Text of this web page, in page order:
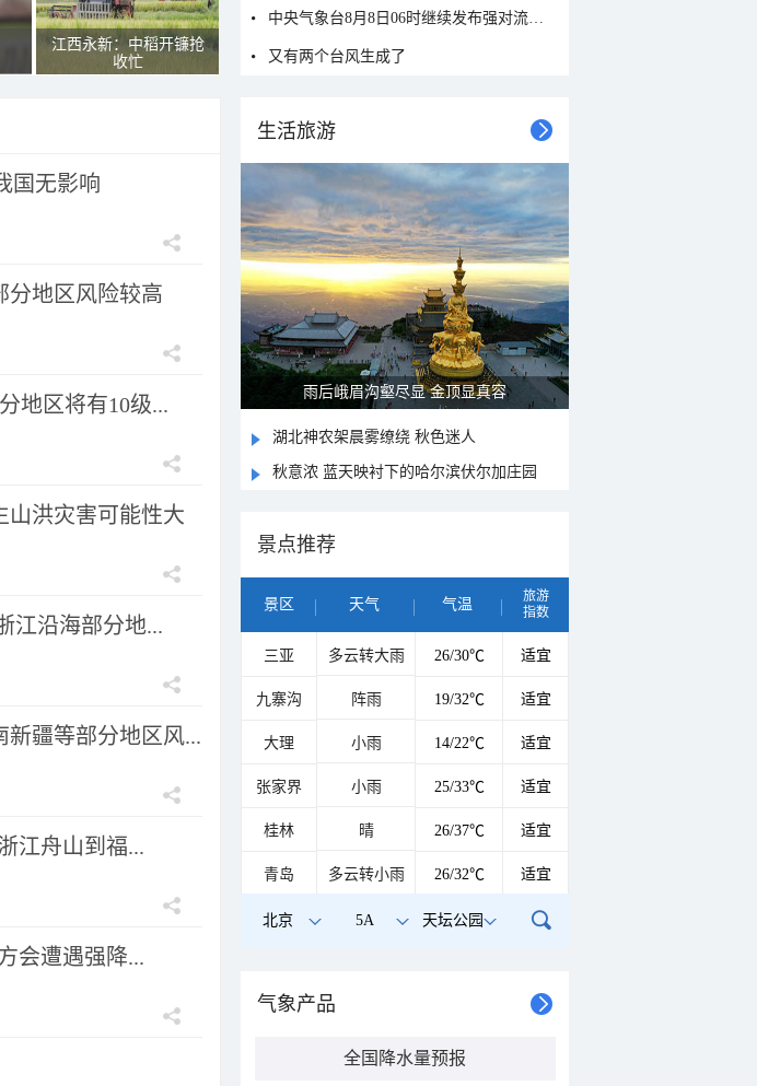
江西永新：中稻开镰抢
收忙
国无影响
分地区风险较高
地区将有10级...
山洪灾害可能性大
江沿海部分地...
新疆等部分地区风...
江舟山到福...
会遭遇强降...
又有两个台风生成了
生活旅游
雨后峨眉沟壑尽显 金顶显真容
湖北神农架晨雾缭绕 秋色迷人
秋意浓 蓝天映衬下的哈尔滨伏尔加庄园
景点推荐
景区 天气 气温
旅游
指数
三亚 多云转大雨 26/30℃ 适宜
九寨沟 阵雨 19/32℃ 适宜
大理 小雨 14/22℃ 适宜
张家界 小雨 25/33℃ 适宜
桂林 晴 26/37℃ 适宜
青岛 多云转小雨 26/32℃ 适宜
北京 5A 天坛公园
气象产品
全国降水量预报